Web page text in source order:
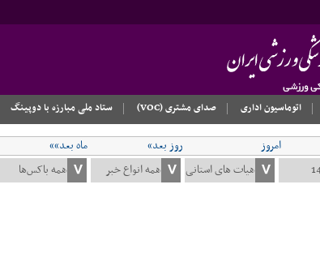
اتوماسیون اداری صدای مشتری (VOC) ستاد ملی مبارزه با دوپینگ
امروز روز بعد»
ماه بعد»»